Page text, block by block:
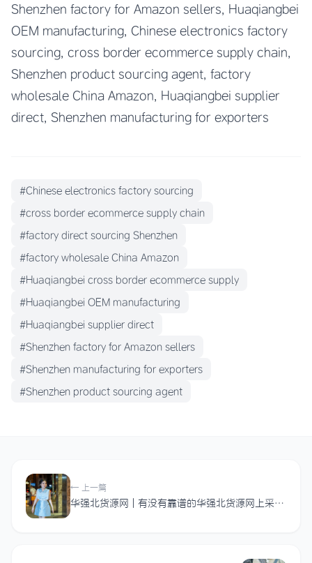
Shenzhen factory for Amazon sellers, Huaqiangbei
OEM manufacturing, Chinese electronics factory
sourcing, cross border ecommerce supply chain,
Shenzhen product sourcing agent, factory
wholesale China Amazon, Huaqiangbei supplier
direct, Shenzhen manufacturing for exporters
#Chinese electronics factory sourcing
#cross border ecommerce supply chain
#factory direct sourcing Shenzhen
#factory wholesale China Amazon
#Huaqiangbei cross border ecommerce supply
#Huaqiangbei OEM manufacturing
#Huaqiangbei supplier direct
#Shenzhen factory for Amazon sellers
#Shenzhen manufacturing for exporters
#Shenzhen product sourcing agent
← 上一篇
华强北货源网 | 有没有靠谱的华强北货源网上采购平台？